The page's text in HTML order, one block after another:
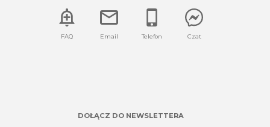
FAQ Email Telefon Czat
DOŁĄCZ DO NEWSLETTERA